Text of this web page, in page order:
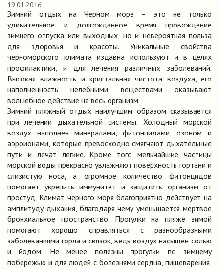
19.01.2016
Зимний отдых на Черном море – это не только
удивительное и долгожданное время провождение
зимнего отпуска или выходных, но и невероятная польза
для здоровья и красоты. Уникальные свойства
черноморского климата издавна используют и в целях
профилактики, и для лечения различных заболеваний.
Высокая влажность и кристальная чистота воздуха, его
наполненность целебными веществами оказывают
волшебное действие на весь организм.
Зимний пляжный отдых наилучшим образом сказывается
при лечении дыхательной системы. Холодный морской
воздух наполнен минералами, фитонцидами, озоном и
аэроионами, которые превосходно смягчают дыхательные
пути и лечат легкие. Кроме того мельчайшие частицы
морской воды прекрасно увлажняют поверхность гортани и
слизистую носа, а огромное количество фитонцидов
помогает укрепить иммунитет и защитить организм от
простуд. Климат черного моря благоприятно действует на
амплитуду дыхания, благодаря чему уменьшается мертвое
бронхиальное пространство. Прогулки на пляже зимой
помогают хорошо справляться с разнообразными
заболеваниями горла и связок, ведь воздух насыщен солью
и йодом. Не менее полезны прогулки по зимнему
побережью и для людей с болезнями сердца, пищеварения,